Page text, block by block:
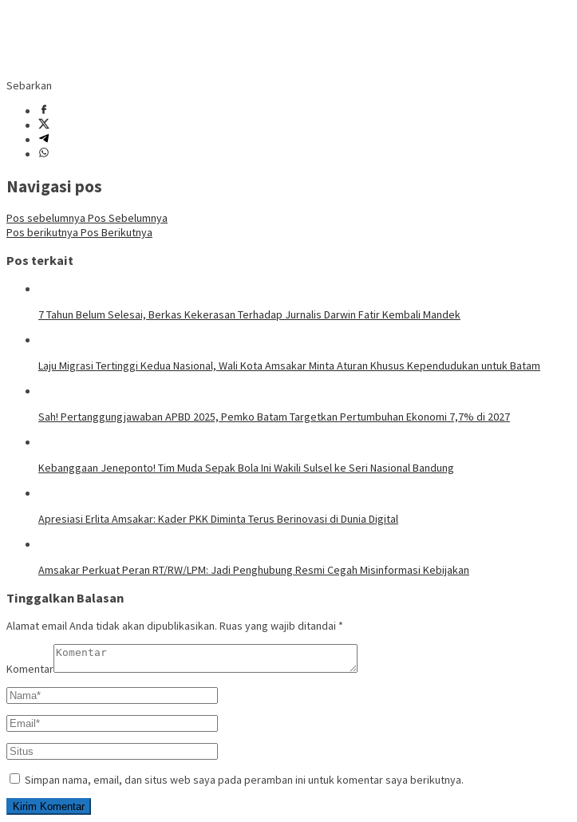
Sebarkan
Navigasi pos
Pos sebelumnya Pos Sebelumnya
Pos berikutnya Pos Berikutnya
Pos terkait
7 Tahun Belum Selesai, Berkas Kekerasan Terhadap Jurnalis Darwin Fatir Kembali Mandek
Laju Migrasi Tertinggi Kedua Nasional, Wali Kota Amsakar Minta Aturan Khusus Kependudukan untuk Batam
Sah! Pertanggungjawaban APBD 2025, Pemko Batam Targetkan Pertumbuhan Ekonomi 7,7% di 2027
Kebanggaan Jeneponto! Tim Muda Sepak Bola Ini Wakili Sulsel ke Seri Nasional Bandung
Apresiasi Erlita Amsakar: Kader PKK Diminta Terus Berinovasi di Dunia Digital
Amsakar Perkuat Peran RT/RW/LPM: Jadi Penghubung Resmi Cegah Misinformasi Kebijakan
Tinggalkan Balasan
Alamat email Anda tidak akan dipublikasikan. Ruas yang wajib ditandai *
Komentar
Simpan nama, email, dan situs web saya pada peramban ini untuk komentar saya berikutnya.